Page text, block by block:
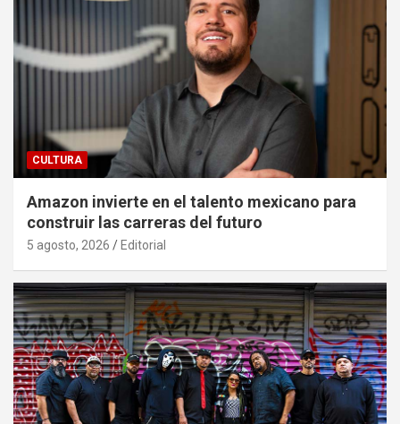
CULTURA
Amazon invierte en el talento mexicano para
construir las carreras del futuro
5 agosto, 2026 Editorial